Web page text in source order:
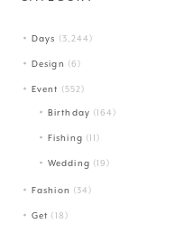
Days (3,244)
Design (6)
Event (552)
Birthday (164)
Fishing (11)
Wedding (19)
Fashion (34)
Get (18)